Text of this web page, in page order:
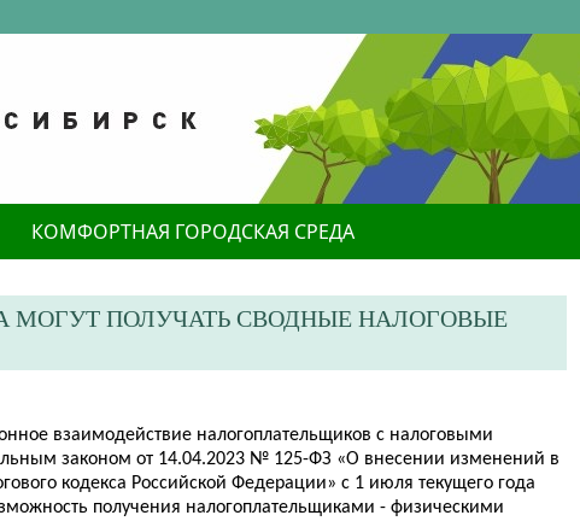
КОМФОРТНАЯ ГОРОДСКАЯ СРЕДА
МОГУТ ПОЛУЧАТЬ СВОДНЫЕ НАЛОГОВЫЕ
взаимодействие налогоплательщиков с налоговыми
законом от 14.04.2023 № 125-ФЗ «О внесении изменений в
кодекса Российской Федерации» с 1 июля текущего года
получения налогоплательщиками - физическими